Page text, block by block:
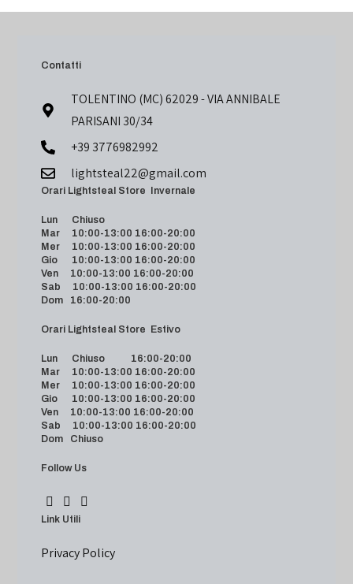
Contatti
TOLENTINO (MC) 62029 - VIA ANNIBALE
PARISANI 30/34
+39 3776982992
lightsteal22@gmail.com
Orari Lightsteal Store Invernale
Lun Chiuso
Mar 10:00-13:00 16:00-20:00
Mer 10:00-13:00 16:00-20:00
Gio 10:00-13:00 16:00-20:00
Ven 10:00-13:00 16:00-20:00
Sab 10:00-13:00 16:00-20:00
Dom 16:00-20:00
Orari Lightsteal Store Estivo
Lun Chiuso 16:00-20:00
Mar 10:00-13:00 16:00-20:00
Mer 10:00-13:00 16:00-20:00
Gio 10:00-13:00 16:00-20:00
Ven 10:00-13:00 16:00-20:00
Sab 10:00-13:00 16:00-20:00
Dom Chiuso
Follow Us
Link Utili
Privacy Policy